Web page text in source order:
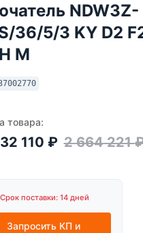
NDW3Z-
36/5/3 KY D2
M
товара:
110 ₽ 2 664 221
Срок поставки: 14 дней
Запросить КП и